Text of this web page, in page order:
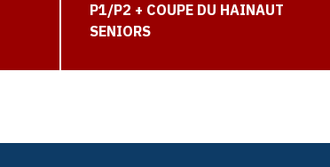
P1/P2 + COUPE DU HAINAUT
SENIORS